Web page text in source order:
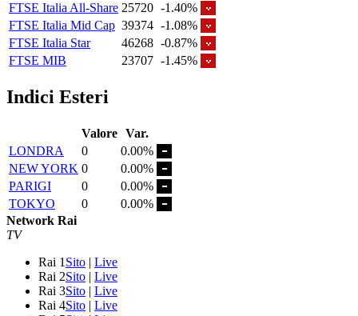
FTSE Italia All-Share 25720 -1.40%
FTSE Italia Mid Cap 39374 -1.08%
FTSE Italia Star
46268 -0.87%
FTSE MIB
23707 -1.45%
Indici Esteri
Valore Var.
LONDRA
0
0.00%
NEW YORK 0
0.00%
PARIGI
0
0.00%
TOKYO
0
0.00%
Network Rai
TV
Rai 1 Sito | Live
Rai 2Sito | Live
Rai 3Sito | Live
Rai 4Sito | Live